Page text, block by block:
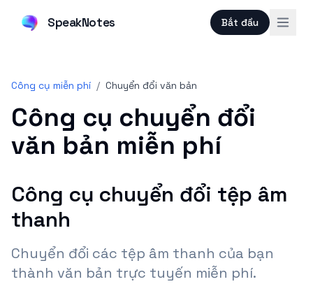
SpeakNotes Bắt đầu
Công cụ miễn phí / Chuyển đổi văn bản
Công cụ chuyển đổi
văn bản miễn phí
Công cụ chuyển đổi tệp âm
thanh
Chuyển đổi các tệp âm thanh của bạn
thành văn bản trực tuyến miễn phí.